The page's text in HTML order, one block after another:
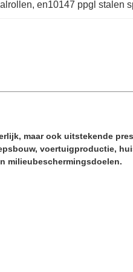
, en10147 ppgl stalen
maar ook uitstekende
voertuigproductie,
milieubeschermingsdoelen.